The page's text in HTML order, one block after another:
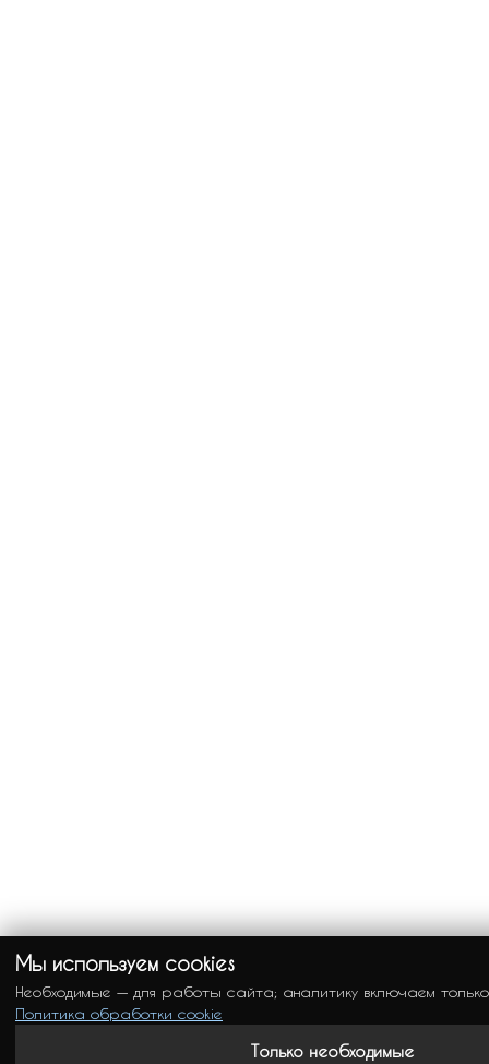
Мы используем cookies
Необходимые — для работы сайта; аналитику включаем
Политика обработки cookie
Только необходимые